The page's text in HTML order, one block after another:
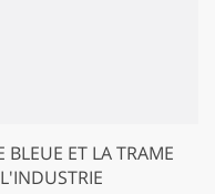
BLEUE ET LA TRAME